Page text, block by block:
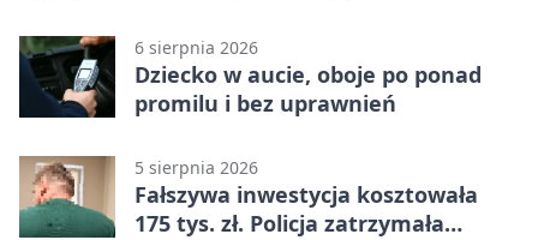
6 sierpnia 2026
Dziecko w aucie, oboje po ponad
promilu i bez uprawnień
5 sierpnia 2026
Fałszywa inwestycja kosztowała
175 tys. zł. Policja zatrzymała